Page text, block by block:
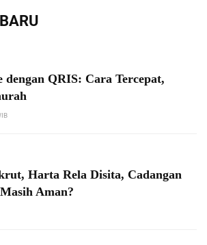
dengan QRIS: Cara Tercepat,
Harta Rela Disita, Cadangan
Aman?